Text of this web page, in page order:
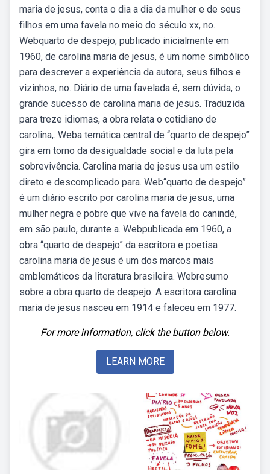
maria de jesus, conta o dia a dia da mulher e de seus
filhos em uma favela no meio do século xx, no.
Webquarto de despejo, publicado inicialmente em
1960, de carolina maria de jesus, é um nome simbólico
para descrever a experiência da autora, seus filhos e
vizinhos, no. Diário de uma favelada é, sem dúvida, o
grande sucesso de carolina maria de jesus. Traduzida
para treze idiomas, a obra relata o cotidiano de
carolina,. Weba temática central de “quarto de despejo”
gira em torno da desigualdade social e da luta pela
sobrevivência. Carolina maria de jesus usa um estilo
direto e descomplicado para. Web“quarto de despejo”
é um diário escrito por carolina maria de jesus, uma
mulher negra e pobre que vive na favela do canindé,
em são paulo, durante a. Webpublicada em 1960, a
obra “quarto de despejo” da escritora e poetisa
carolina maria de jesus é um dos marcos mais
emblemáticos da literatura brasileira. Webresumo
sobre a obra quarto de despejo. A escritora carolina
maria de jesus nasceu em 1914 e faleceu em 1977.
For more information, click the button below.
LEARN MORE